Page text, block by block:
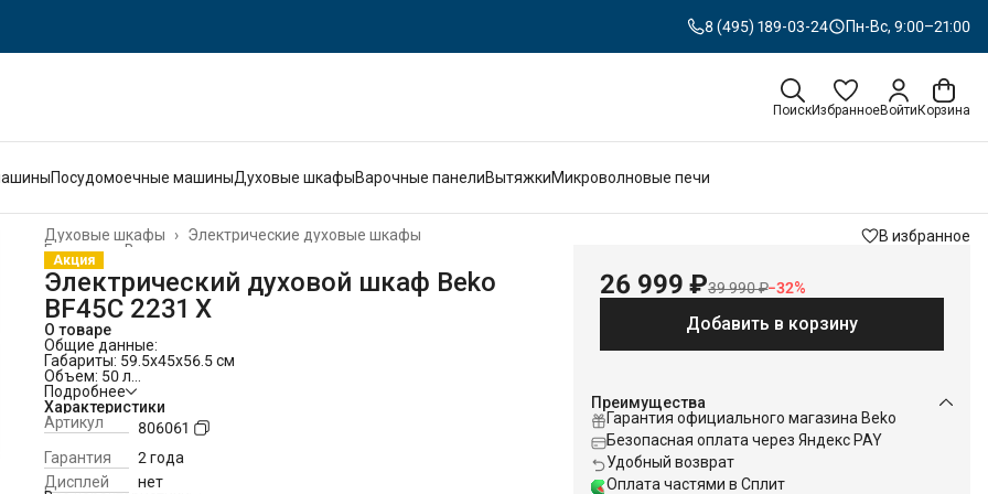
8 (495) 189-03-24 Пн-Вс, 9:00–21:00
ПоискИзбранноеВойти Корзина
Посудомоечные машиныДуховые шкафыВарочные панелиВытяжкиМикроволновые печи
Электрические духовые шкафы
Духовые шкафы
›
Встраиваемая техника
Главная
Акция
Электрический духовой шкаф Beko
BF45C 2231 X
О товаре
Общие данные:
Габариты: 59.5х45х56.5 см
Объем: 50 л
Подсветка: есть
Самоочистка: эмаль
Количество режимов работы: 9
Принадлежности: решетка, стандартный противень
Режимы работы:
Верхний и нижний нагрев
Пицца
Подробнее
Характеристики
Артикул
806061
Гарантия
2 года
Дисплей
нет
В избранное
26 999 ₽39 990 ₽−32%
Добавить в корзину
Преимущества
Гарантия официального магазина Beko
Безопасная оплата через Яндекс PAY
Удобный возврат
Оплата частями в Сплит